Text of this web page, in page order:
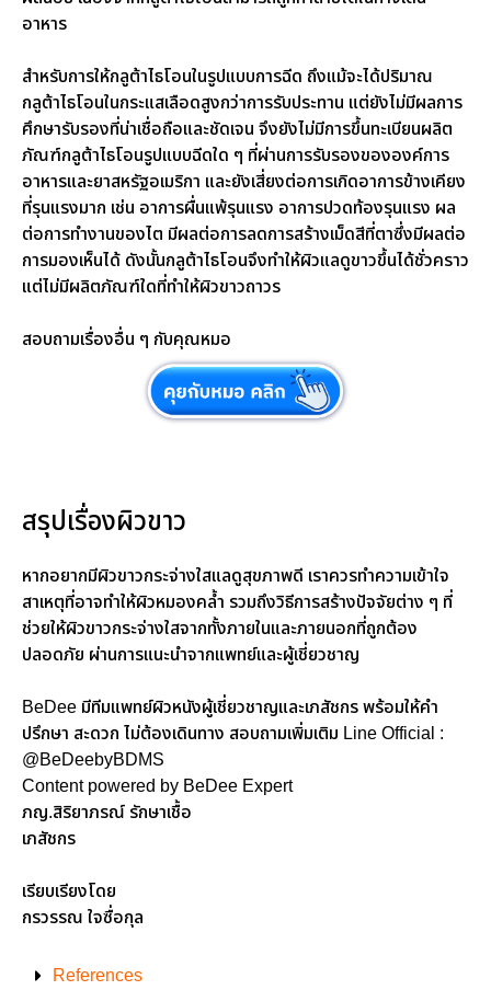
อาหาร
สำหรับการให้กลูต้าไธโอนในรูปแบบการฉีด ถึงแม้จะได้ปริมาณ
กลูต้าไธโอนในกระแสเลือดสูงกว่าการรับประทาน แต่ยังไม่มีผลการ
ศึกษารับรองที่น่าเชื่อถือและชัดเจน จึงยังไม่มีการขึ้นทะเบียนผลิต
ภัณฑ์กลูต้าไธโอนรูปแบบฉีดใด ๆ ที่ผ่านการรับรองขององค์การ
อาหารและยาสหรัฐอเมริกา และยังเสี่ยงต่อการเกิดอาการข้างเคียง
ที่รุนแรงมาก เช่น อาการผื่นแพ้รุนแรง อาการปวดท้องรุนแรง ผล
ต่อการทำงานของไต มีผลต่อการลดการสร้างเม็ดสีที่ตาซึ่งมีผลต่อ
การมองเห็นได้ ดังนั้นกลูต้าไธโอนจึงทำให้ผิวแลดูขาวขึ้นได้ชั่วคราว
แต่ไม่มีผลิตภัณฑ์ใดที่ทำให้ผิวขาวถาวร
สอบถามเรื่องอื่น ๆ กับคุณหมอ
สรุปเรื่องผิวขาว
หากอยากมีผิวขาวกระจ่างใสแลดูสุขภาพดี เราควรทำความเข้าใจ
สาเหตุที่อาจทำให้ผิวหมองคล้ำ รวมถึงวิธีการสร้างปัจจัยต่าง ๆ ที่
ช่วยให้ผิวขาวกระจ่างใสจากทั้งภายในและภายนอกที่ถูกต้อง
ปลอดภัย ผ่านการแนะนำจากแพทย์และผู้เชี่ยวชาญ
BeDee มีทีมแพทย์ผิวหนังผู้เชี่ยวชาญและเภสัชกร พร้อมให้คำ
ปรึกษา สะดวก ไม่ต้องเดินทาง สอบถามเพิ่มเติม Line Official :
@BeDeebyBDMS
Content powered by BeDee Expert
ภญ.สิริยาภรณ์ รักษาเชื้อ
เภสัชกร
เรียบเรียงโดย
กรวรรณ ใจซื่อกุล
References